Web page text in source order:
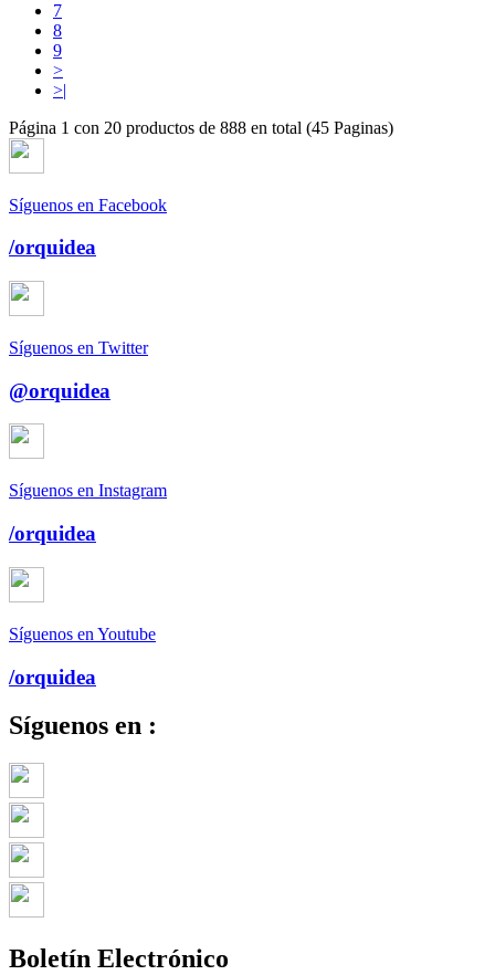
7
8
9
>
>|
Página 1 con 20 productos de 888 en total (45 Paginas)
Síguenos en Facebook
/orquidea
Síguenos en Twitter
@orquidea
Síguenos en Instagram
/orquidea
Síguenos en Youtube
/orquidea
Síguenos en :
Boletín Electrónico